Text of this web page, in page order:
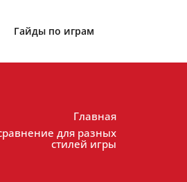
Гайды по играм
Главная
для разных
стилей игры